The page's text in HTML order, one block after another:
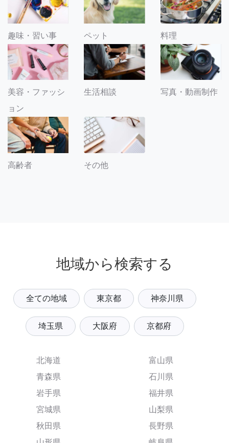
趣味・習い事 ペット 料理
美容・ファッシ
ョン
生活相談 写真・動画制作
高齢者 その他
地域から検索する
全ての地域 東京都 神奈川県
埼玉県 大阪府 京都府
北海道
青森県
岩手県
宮城県
秋田県
富山県
石川県
福井県
山梨県
長野県